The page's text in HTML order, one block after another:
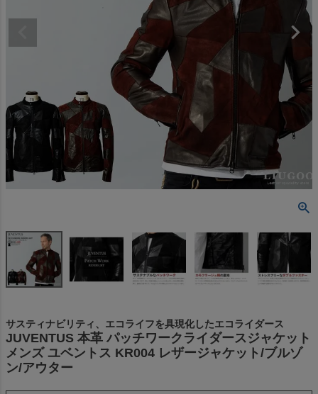
サスティナビリティ、エコライフを具現化したエコライダース
JUVENTUS 本革 パッチワークライダースジャケット
メンズ ユベントス KR004 レザージャケット/ブルゾ
ン/アウター